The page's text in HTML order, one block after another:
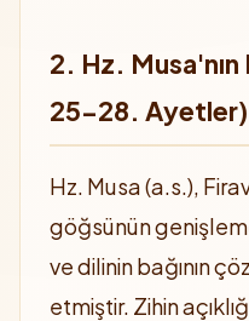
2. Hz. Musa'nın
25-28. Ayetler)
Hz. Musa (a.s.),
göğsünün
ve dilinin bağının
etmiştir. Zihin